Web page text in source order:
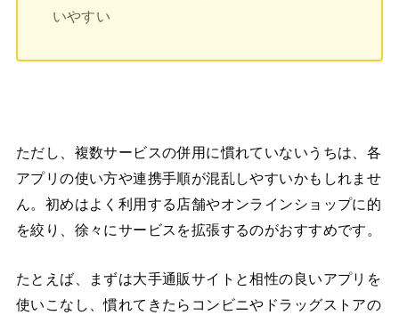
いやすい
ただし、複数サービスの併用に慣れていないうちは、各
アプリの使い方や連携手順が混乱しやすいかもしれませ
ん。初めはよく利用する店舗やオンラインショップに的
を絞り、徐々にサービスを拡張するのがおすすめです。
たとえば、まずは大手通販サイトと相性の良いアプリを
使いこなし、慣れてきたらコンビニやドラッグストアの